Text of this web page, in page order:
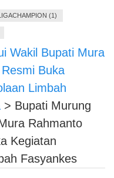
(1)
Wakil Bupati Mura
Buka
Limbah
> Bupati Murung
Rahmanto
Kegiatan
Fasyankes